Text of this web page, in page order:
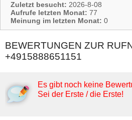
Zuletzt besucht: 2026-8-08
Aufrufe letzten Monat: 77
Meinung im letzten Monat: 0
BEWERTUNGEN ZUR
+4915888651151
Es gibt noch keine
Sei der Erste / die Erste!